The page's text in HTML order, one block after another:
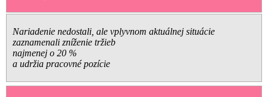
Nariadenie nedostali, ale vplyvnom aktuálnej situácie
zaznamenali zníženie tržieb
najmenej o 20 %
a udržia pracovné pozície